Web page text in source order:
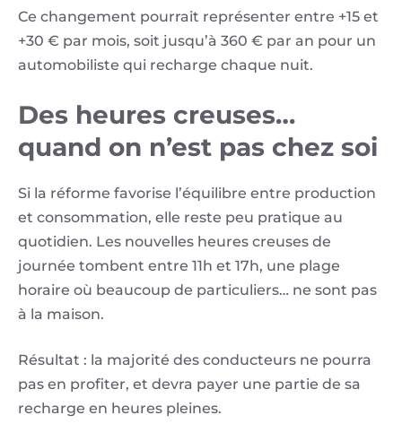
Ce changement pourrait représenter entre +15 et
+30 € par mois, soit jusqu’à 360 € par an pour un
automobiliste qui recharge chaque nuit.
Des heures creuses…
quand on n’est pas chez soi
Si la réforme favorise l’équilibre entre production
et consommation, elle reste peu pratique au
quotidien. Les nouvelles heures creuses de
journée tombent entre 11h et 17h, une plage
horaire où beaucoup de particuliers… ne sont pas
à la maison.
Résultat : la majorité des conducteurs ne pourra
pas en profiter, et devra payer une partie de sa
recharge en heures pleines.